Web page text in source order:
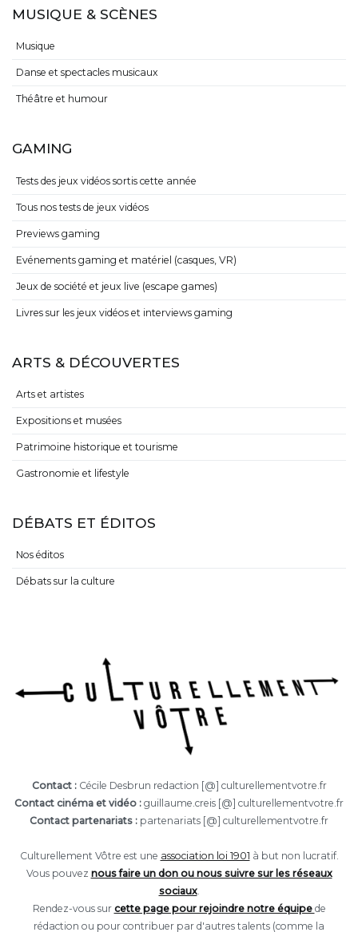
MUSIQUE & SCÈNES
Musique
Danse et spectacles musicaux
Théâtre et humour
GAMING
Tests des jeux vidéos sortis cette année
Tous nos tests de jeux vidéos
Previews gaming
Evénements gaming et matériel (casques, VR)
Jeux de société et jeux live (escape games)
Livres sur les jeux vidéos et interviews gaming
ARTS & DÉCOUVERTES
Arts et artistes
Expositions et musées
Patrimoine historique et tourisme
Gastronomie et lifestyle
DÉBATS ET ÉDITOS
Nos éditos
Débats sur la culture
Contact :Cécile Desbrun redaction [@] culturellementvotre.fr
Contact cinéma et vidéo : guillaume.creis [@] culturellementvotre.fr
Contact partenariats : partenariats [@] culturellementvotre.fr
Culturellement Vôtre est une association loi 1901 à but non lucratif.
Vous pouvez nous faire un don ou nous suivre sur les réseaux
sociaux.
Rendez-vous sur cette page pour rejoindre notre équipe de
rédaction ou pour contribuer par d'autres talents (comme la